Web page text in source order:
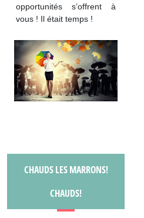
opportunités s’offrent à
vous ! Il était temps !
CHAUDS LES MARRONS!
CHAUDS!